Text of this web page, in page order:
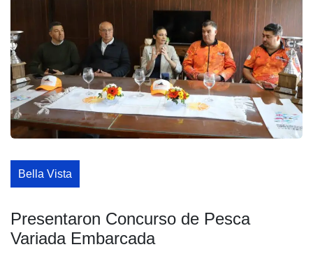
Bella Vista
Presentaron Concurso de Pesca
Variada Embarcada